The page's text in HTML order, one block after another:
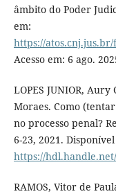
âmbito do Poder
em:
https://
Acesso em: 6 ago.
LOPES JUNIOR,
Moraes. Como
no processo penal?
6-23, 2021.
https://
RAMOS, Vitor de